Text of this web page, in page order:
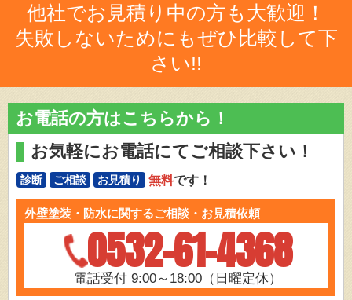
他社でお見積り中の方も大歓迎！
失敗しないためにもぜひ比較して下
さい!!
お電話の方はこちらから！
お気軽にお電話にてご相談下さい！
診断 ご相談 お見積り 無料です！
外壁塗装・防水に関するご相談・お見積依頼
0532-61-4368
電話受付 9:00～18:00（日曜定休）